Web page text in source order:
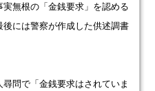
無根の「金銭要求」を認める
には警察が作成した供述調書
問で「金銭要求はされていま